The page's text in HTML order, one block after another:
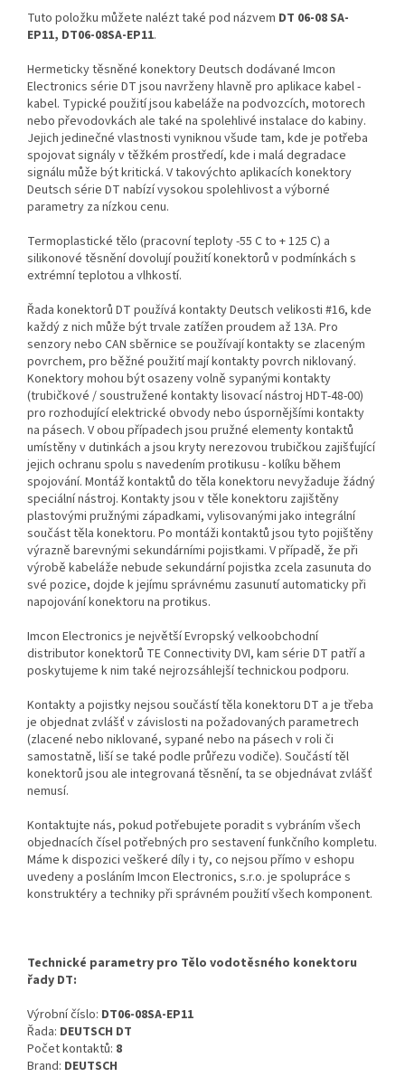
Tuto položku můžete nalézt také pod názvem DT 06-08 SA-
EP11, DT06-08SA-EP11.
Hermeticky těsněné konektory Deutsch dodávané Imcon
Electronics série DT jsou navrženy hlavně pro aplikace kabel -
kabel. Typické použití jsou kabeláže na podvozcích, motorech
nebo převodovkách ale také na spolehlivé instalace do kabiny.
Jejich jedinečné vlastnosti vyniknou všude tam, kde je potřeba
spojovat signály v těžkém prostředí, kde i malá degradace
signálu může být kritická. V takovýchto aplikacích konektory
Deutsch série DT nabízí vysokou spolehlivost a výborné
parametry za nízkou cenu.
Termoplastické tělo (pracovní teploty -55 C to + 125 C) a
silikonové těsnění dovolují použití konektorů v podmínkách s
extrémní teplotou a vlhkostí.
Řada konektorů DT používá kontakty Deutsch velikosti #16, kde
každý z nich může být trvale zatížen proudem až 13A. Pro
senzory nebo CAN sběrnice se používají kontakty se zlaceným
povrchem, pro běžné použití mají kontakty povrch niklovaný.
Konektory mohou být osazeny volně sypanými kontakty
(trubičkové / soustružené kontakty lisovací nástroj HDT-48-00)
pro rozhodující elektrické obvody nebo úspornějšími kontakty
na pásech. V obou případech jsou pružné elementy kontaktů
umístěny v dutinkách a jsou kryty nerezovou trubičkou zajišťující
jejich ochranu spolu s navedením protikusu - kolíku během
spojování. Montáž kontaktů do těla konektoru nevyžaduje žádný
speciální nástroj. Kontakty jsou v těle konektoru zajištěny
plastovými pružnými západkami, vylisovanými jako integrální
součást těla konektoru. Po montáži kontaktů jsou tyto pojištěny
výrazně barevnými sekundárními pojistkami. V případě, že při
výrobě kabeláže nebude sekundární pojistka zcela zasunuta do
své pozice, dojde k jejímu správnému zasunutí automaticky při
napojování konektoru na protikus.
Imcon Electronics je největší Evropský velkoobchodní
distributor konektorů TE Connectivity DVI, kam série DT patří a
poskytujeme k nim také nejrozsáhlejší technickou podporu.
Kontakty a pojistky nejsou součástí těla konektoru DT a je třeba
je objednat zvlášť v závislosti na požadovaných parametrech
(zlacené nebo niklované, sypané nebo na pásech v roli či
samostatně, liší se také podle průřezu vodiče). Součástí těl
konektorů jsou ale integrovaná těsnění, ta se objednávat zvlášť
nemusí.
Kontaktujte nás, pokud potřebujete poradit s vybráním všech
objednacích čísel potřebných pro sestavení funkčního kompletu.
Máme k dispozici veškeré díly i ty, co nejsou přímo v eshopu
uvedeny a posláním Imcon Electronics, s.r.o. je spolupráce s
konstruktéry a techniky při správném použití všech komponent.
Technické parametry pro Tělo vodotěsného konektoru
řady DT:
Výrobní číslo: DT06-08SA-EP11
Řada: DEUTSCH DT
Počet kontaktů: 8
Brand: DEUTSCH